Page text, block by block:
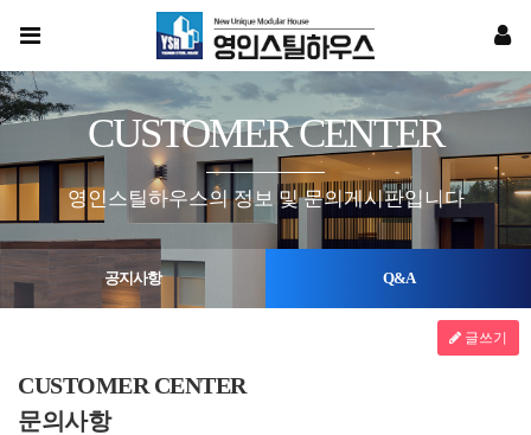
CUSTOMER CENTER
영인스틸하우스의 정보 및 문의게시판입니다
공지사항 Q&A
CUSTOMER CENTER
문의사항
글쓰기